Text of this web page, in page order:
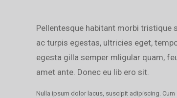
Pellentesque habitant morbi tristique
ac turpis egestas, ultricies eget,
egesta gilla semper mligular quam,
amet ante. Donec eu lib ero sit.
Nulla ipsum dolor lacus, suscipit adipiscing.